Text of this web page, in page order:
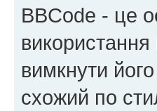
BBCode - це
вимкнути
схожий по